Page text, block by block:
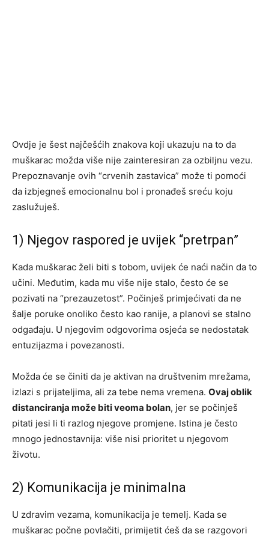
Ovdje je šest najčešćih znakova koji ukazuju na to da
muškarac možda više nije zainteresiran za ozbiljnu vezu.
Prepoznavanje ovih “crvenih zastavica” može ti pomoći
da izbjegneš emocionalnu bol i pronađeš sreću koju
zaslužuješ.
1) Njegov raspored je uvijek “pretrpan”
Kada muškarac želi biti s tobom, uvijek će naći način da to
učini. Međutim, kada mu više nije stalo, često će se
pozivati na “prezauzetost”. Počinješ primjećivati da ne
šalje poruke onoliko često kao ranije, a planovi se stalno
odgađaju. U njegovim odgovorima osjeća se nedostatak
entuzijazma i povezanosti.
Možda će se činiti da je aktivan na društvenim mrežama,
izlazi s prijateljima, ali za tebe nema vremena. Ovaj oblik
distanciranja može biti veoma bolan, jer se počinješ
pitati jesi li ti razlog njegove promjene. Istina je često
mnogo jednostavnija: više nisi prioritet u njegovom
životu.
2) Komunikacija je minimalna
U zdravim vezama, komunikacija je temelj. Kada se
muškarac počne povlačiti, primijetit ćeš da se razgovori